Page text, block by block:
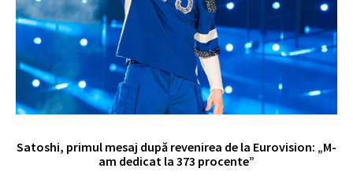
Satoshi, primul mesaj după revenirea de la Eurovision: „M-
am dedicat la 373 procente”